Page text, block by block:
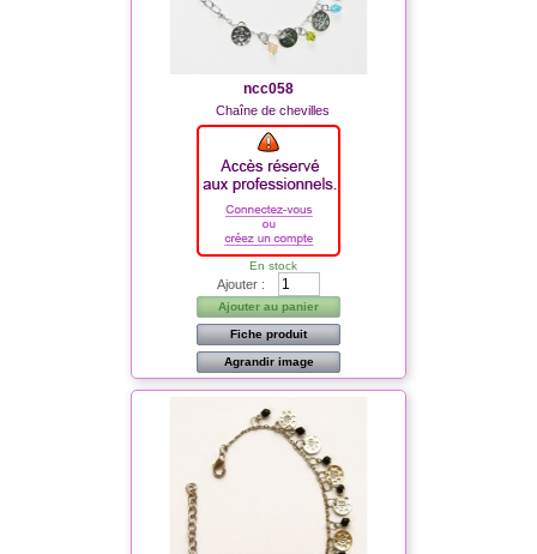
ncc058
Chaîne de chevilles
En stock
Ajouter :
Ajouter au panier
Fiche produit
Agrandir image